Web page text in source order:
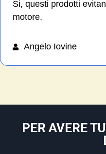
Si, questi prodotti
motore.
Angelo Iovine
PER AVERE